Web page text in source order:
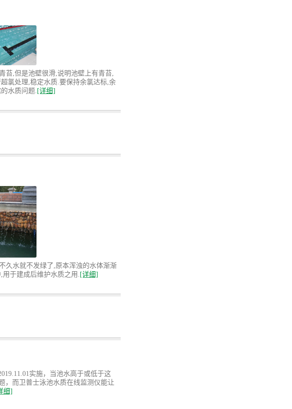
苔,但是池壁很滑,说明池壁上有青苔,
氯处理,稳定水质.要保持余氯达标,余
水质问题. [详细]
久水就不发绿了,原本浑浊的水体渐渐
于建成后维护水质之用. [详细]
实施，当池水高于或低于这
，而卫普士泳池水质在线监测仪能让
细]